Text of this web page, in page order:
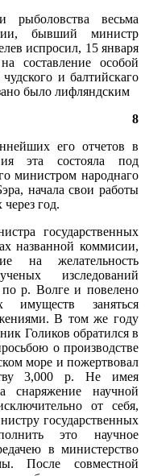
рыболовства весьма
бывший министр
испросил, 15 января
составление особой
и балтийскаго
было лифляндским
8
его отчетов в
эта состояла под
министром народнаго
начала свои работы
год.
государственных
названной коммисии,
на желательность
изследований
р. Волге и повелено
имуществ заняться
В том же году
Голиков обратился в
о производстве
море и пожертвовал
3,000 р. Не имея
снаряжение научной
от себя,
государственных
это научное
в министерство
После совместной